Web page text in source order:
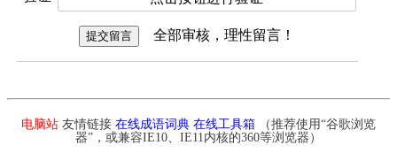
电脑站 友情链接 在线成语词典 在线工具箱 （推荐使用“谷歌浏览
器”，或兼容IE10、IE11内核的360等浏览器）